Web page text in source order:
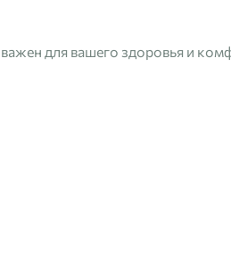
для вашего здоровья и